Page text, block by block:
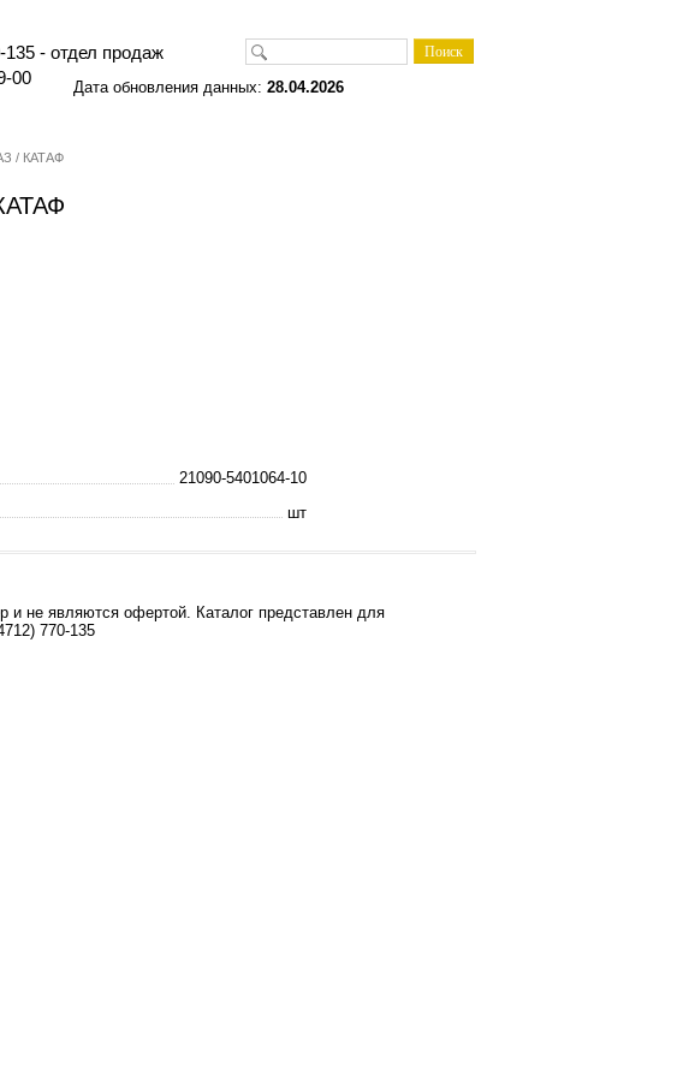
135 - отдел продаж
00
Дата обновления данных: 28.04.2026
/ КАТАФ
21090-5401064-10
шт
и не являются офертой. Каталог представлен для
770-135